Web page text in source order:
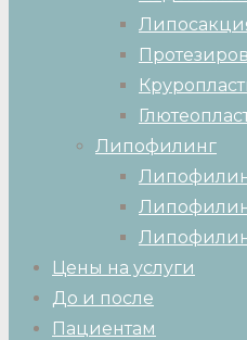
Липофилинг
Цены на услуги
До и после
Пациентам